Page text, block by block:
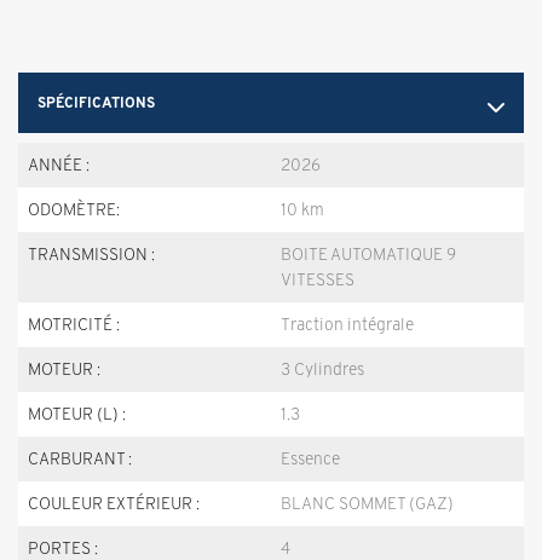
SPÉCIFICATIONS
ANNÉE : 2026
ODOMÈTRE: 10 km
TRANSMISSION :
BOITE AUTOMATIQUE 9
VITESSES
MOTRICITÉ : Traction intégrale
MOTEUR : 3 Cylindres
MOTEUR (L) : 1.3
CARBURANT : Essence
COULEUR EXTÉRIEUR : BLANC SOMMET (GAZ)
PORTES : 4